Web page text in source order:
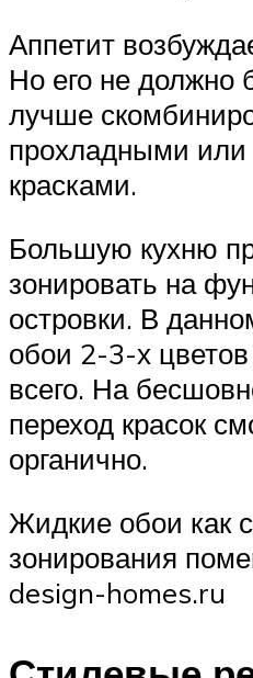
Аппетит
Но его не должно
лучше
прохладными
красками.
Большую кухню
зонировать на
островки. В
обои 2-3-х
всего. На
переход красок
органично.
Жидкие обои как
зонирования
design-homes.ru